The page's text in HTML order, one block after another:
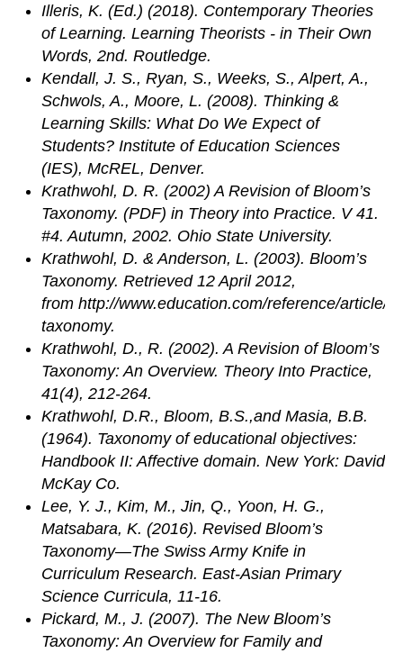
Illeris, K. (Ed.) (2018). Contemporary Theories
of Learning. Learning Theorists - in Their Own
Words, 2nd. Routledge.
Kendall, J. S., Ryan, S., Weeks, S., Alpert, A.,
Schwols, A., Moore, L. (2008). Thinking &
Learning Skills: What Do We Expect of
Students? Institute of Education Sciences
(IES), McREL, Denver.
Krathwohl, D. R. (2002) A Revision of Bloom’s
Taxonomy. (PDF) in Theory into Practice. V 41.
#4. Autumn, 2002. Ohio State University.
Krathwohl, D. & Anderson, L. (2003). Bloom’s
Taxonomy. Retrieved 12 April 2012,
from http://www.education.com/reference/article/
taxonomy.
Krathwohl, D., R. (2002). A Revision of Bloom’s
Taxonomy: An Overview. Theory Into Practice,
41(4), 212-264.
Krathwohl, D.R., Bloom, B.S.,and Masia, B.B.
(1964). Taxonomy of educational objectives:
Handbook II: Affective domain. New York: David
McKay Co.
Lee, Y. J., Kim, M., Jin, Q., Yoon, H. G.,
Matsabara, K. (2016). Revised Bloom’s
Taxonomy—The Swiss Army Knife in
Curriculum Research. East-Asian Primary
Science Curricula, 11-16.
Pickard, M., J. (2007). The New Bloom’s
Taxonomy: An Overview for Family and